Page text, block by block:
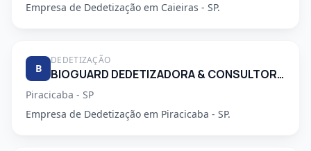
Empresa de Dedetização em Caieiras - SP.
B
DEDETIZAÇÃO
BIOGUARD DEDETIZADORA & CONSULTORIA LTDA
Piracicaba - SP
Empresa de Dedetização em Piracicaba - SP.